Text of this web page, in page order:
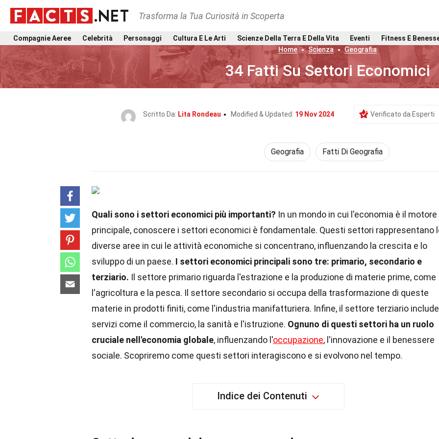
Trasforma la Tua Curiosità in Scoperta
Compagnie Aeree Celebrità Personaggi Cultura E Le Arti Scienze Della Terra E Della Vita Eventi
Fitness E
Home
Scienza Geografia
34 Fatti Su Settori Economici
Scritto Da: Lita Rondeau Modified & Updated: 19 Nov 2024 Verificato da Esperti
Geografia Fatti Di Geografia
Quali sono i settori economici più importanti? In un mondo in cui l'economia è il motore
principale, conoscere i settori economici è fondamentale. Questi settori rappresentano
diverse aree in cui le attività economiche si concentrano, influenzando la crescita e lo
sviluppo di un paese. I settori economici principali sono tre: primario, secondario e
terziario. Il settore primario riguarda l'estrazione e la produzione di materie prime, come
l'agricoltura e la pesca. Il settore secondario si occupa della trasformazione di queste
materie in prodotti finiti, come l'industria manifatturiera. Infine, il settore terziario include
servizi come il commercio, la sanità e l'istruzione. Ognuno di questi settori ha un ruolo
cruciale nell'economia globale, influenzando l'occupazione, l'innovazione e il benessere
sociale. Scopriremo come questi settori interagiscono e si evolvono nel tempo.
Indice dei Contenuti